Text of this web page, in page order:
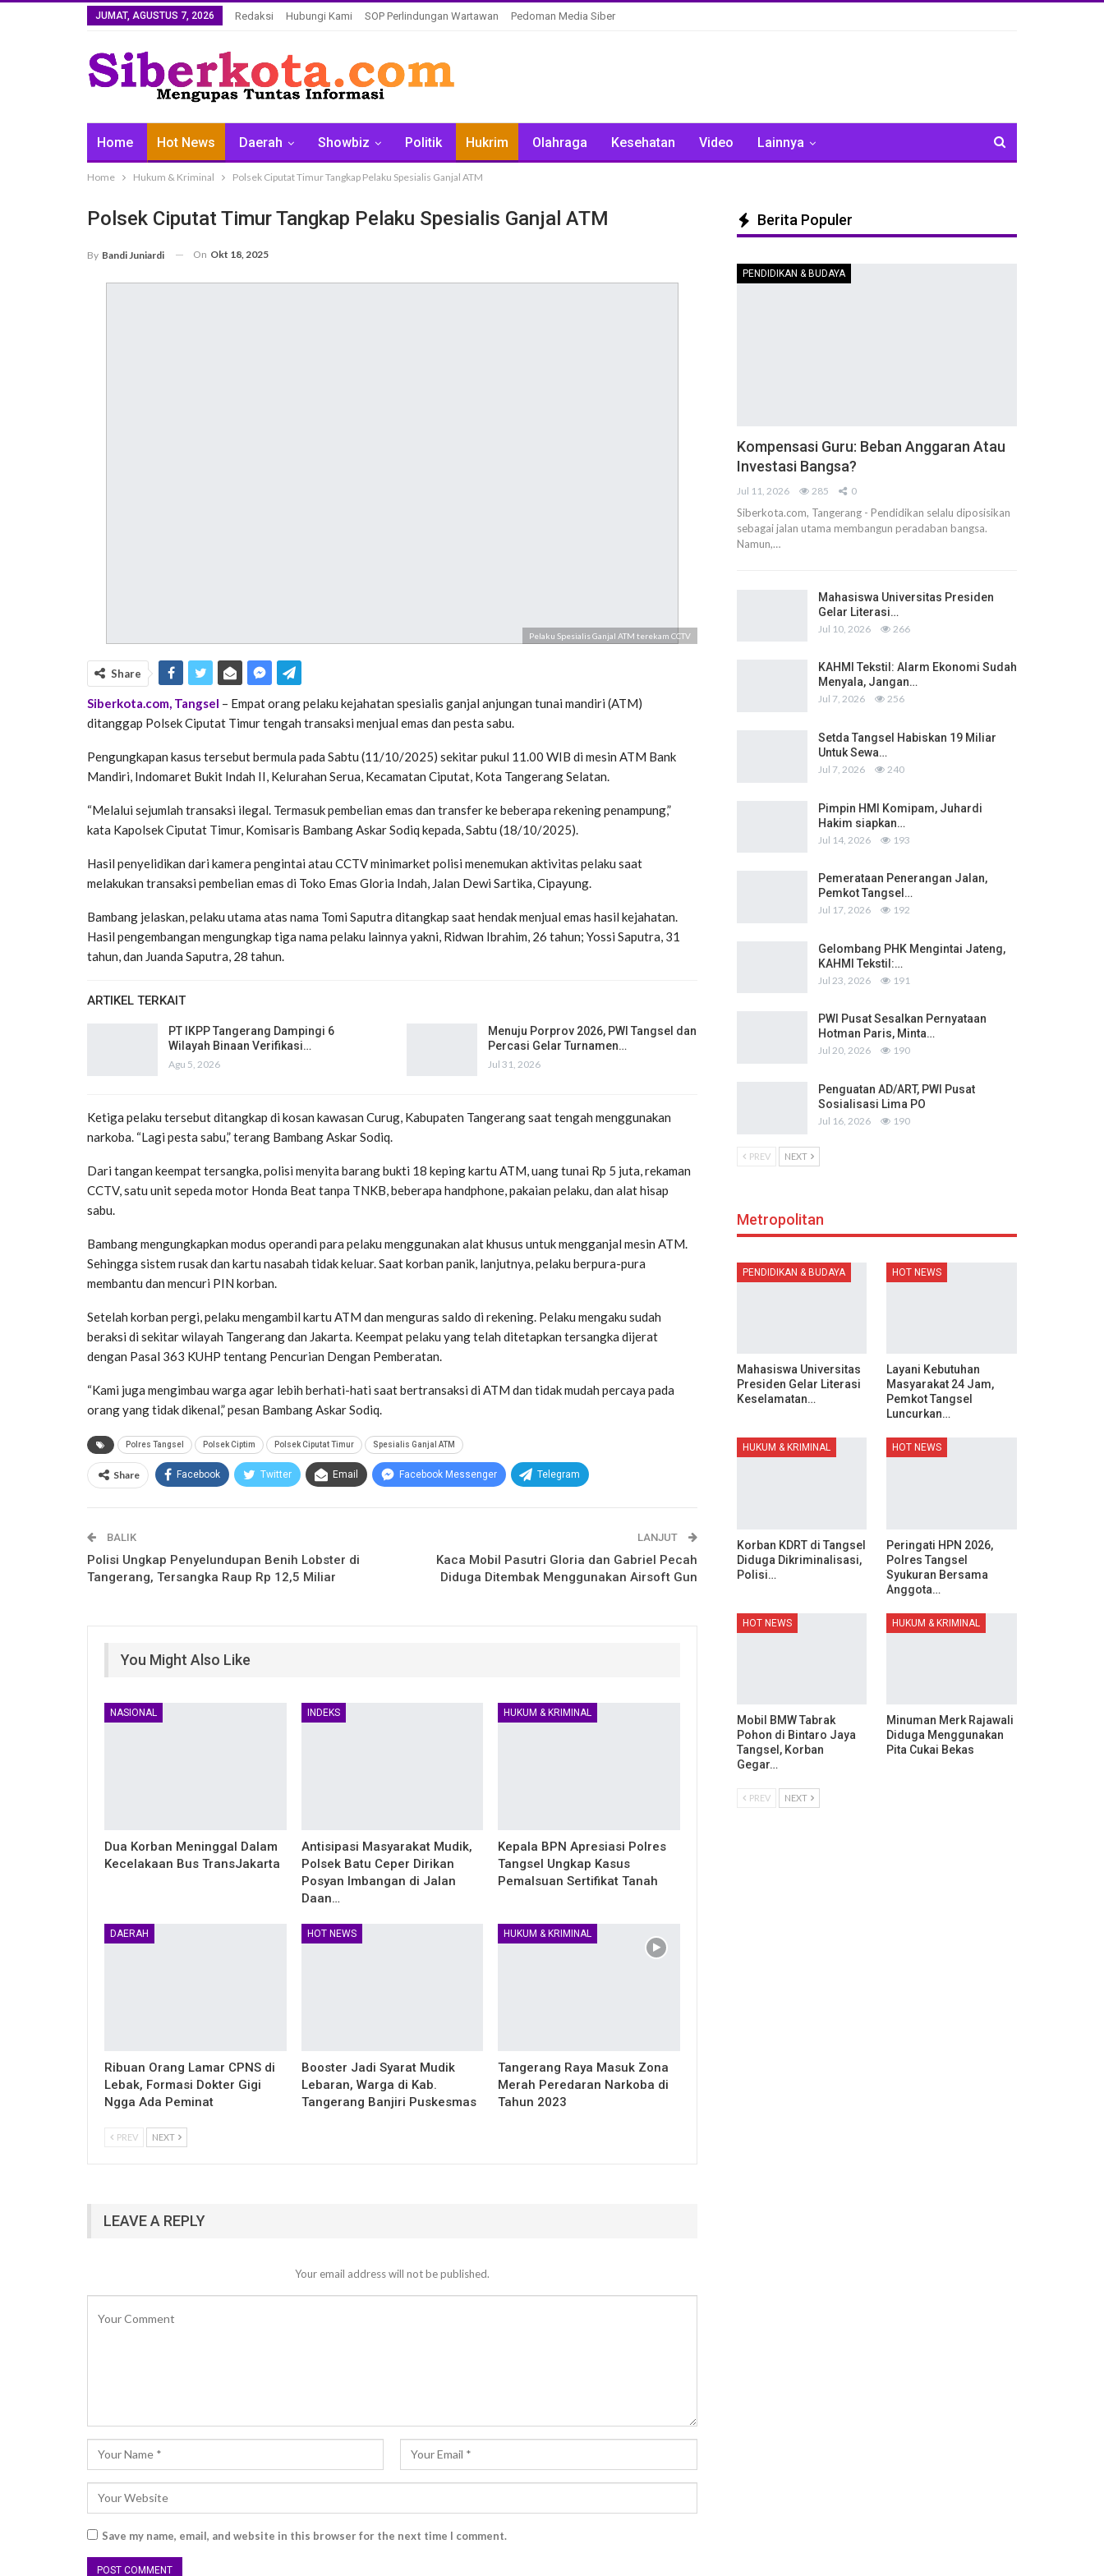
JUMAT, AGUSTUS 7, 2026 Redaksi Hubungi Kami SOP Perlindungan Wartawan Pedoman Media Siber
Home Hot News Daerah Showbiz Politik Hukrim Olahraga Kesehatan Video Lainnya
Home Hukum & Kriminal Polsek Ciputat Timur Tangkap Pelaku Spesialis Ganjal ATM
Polsek Ciputat Timur Tangkap Pelaku Spesialis Ganjal ATM
By Bandi Juniardi On Okt 18, 2025
Pelaku Spesialis Ganjal ATM terekam CCTV
Share
Siberkota.com, Tangsel – Empat orang pelaku kejahatan spesialis ganjal anjungan tunai mandiri (ATM)
ditanggap Polsek Ciputat Timur tengah transaksi menjual emas dan pesta sabu.
Pengungkapan kasus tersebut bermula pada Sabtu (11/10/2025) sekitar pukul 11.00 WIB di mesin ATM Bank
Mandiri, Indomaret Bukit Indah II, Kelurahan Serua, Kecamatan Ciputat, Kota Tangerang Selatan.
“Melalui sejumlah transaksi ilegal. Termasuk pembelian emas dan transfer ke beberapa rekening penampung,”
kata Kapolsek Ciputat Timur, Komisaris Bambang Askar Sodiq kepada, Sabtu (18/10/2025).
Hasil penyelidikan dari kamera pengintai atau CCTV minimarket polisi menemukan aktivitas pelaku saat
melakukan transaksi pembelian emas di Toko Emas Gloria Indah, Jalan Dewi Sartika, Cipayung.
Bambang jelaskan, pelaku utama atas nama Tomi Saputra ditangkap saat hendak menjual emas hasil kejahatan.
Hasil pengembangan mengungkap tiga nama pelaku lainnya yakni, Ridwan Ibrahim, 26 tahun; Yossi Saputra, 31
tahun, dan Juanda Saputra, 28 tahun.
ARTIKEL TERKAIT
PT IKPP Tangerang Dampingi 6
Wilayah Binaan Verifikasi…
Agu 5, 2026
Menuju Porprov 2026, PWI Tangsel dan
Percasi Gelar Turnamen…
Jul 31, 2026
Ketiga pelaku tersebut ditangkap di kosan kawasan Curug, Kabupaten Tangerang saat tengah menggunakan
narkoba. “Lagi pesta sabu,” terang Bambang Askar Sodiq.
Dari tangan keempat tersangka, polisi menyita barang bukti 18 keping kartu ATM, uang tunai Rp 5 juta, rekaman
CCTV, satu unit sepeda motor Honda Beat tanpa TNKB, beberapa handphone, pakaian pelaku, dan alat hisap
sabu.
Bambang mengungkapkan modus operandi para pelaku menggunakan alat khusus untuk mengganjal mesin ATM.
Sehingga sistem rusak dan kartu nasabah tidak keluar. Saat korban panik, lanjutnya, pelaku berpura-pura
membantu dan mencuri PIN korban.
Setelah korban pergi, pelaku mengambil kartu ATM dan menguras saldo di rekening. Pelaku mengaku sudah
beraksi di sekitar wilayah Tangerang dan Jakarta. Keempat pelaku yang telah ditetapkan tersangka dijerat
dengan Pasal 363 KUHP tentang Pencurian Dengan Pemberatan.
“Kami juga mengimbau warga agar lebih berhati-hati saat bertransaksi di ATM dan tidak mudah percaya pada
orang yang tidak dikenal,” pesan Bambang Askar Sodiq.
Polres Tangsel Polsek Ciptim Polsek Ciputat Timur Spesialis Ganjal ATM
Share Facebook Twitter Email Facebook Messenger Telegram
BALIK
Polisi Ungkap Penyelundupan Benih Lobster di
Tangerang, Tersangka Raup Rp 12,5 Miliar
LANJUT
Kaca Mobil Pasutri Gloria dan Gabriel Pecah
Diduga Ditembak Menggunakan Airsoft Gun
You Might Also Like
NASIONAL
Dua Korban Meninggal Dalam
Kecelakaan Bus TransJakarta
INDEKS
Antisipasi Masyarakat Mudik,
Polsek Batu Ceper Dirikan
Posyan Imbangan di Jalan
Daan…
HUKUM & KRIMINAL
Kepala BPN Apresiasi Polres
Tangsel Ungkap Kasus
Pemalsuan Sertifikat Tanah
DAERAH
Ribuan Orang Lamar CPNS di
Lebak, Formasi Dokter Gigi
Ngga Ada Peminat
HOT NEWS
Booster Jadi Syarat Mudik
Lebaran, Warga di Kab.
Tangerang Banjiri Puskesmas
HUKUM & KRIMINAL
Tangerang Raya Masuk Zona
Merah Peredaran Narkoba di
Tahun 2023
PREV NEXT
LEAVE A REPLY
Your email address will not be published.
Save my name, email, and website in this browser for the next time I comment.
Berita Populer
PENDIDIKAN & BUDAYA
Kompensasi Guru: Beban Anggaran Atau
Investasi Bangsa?
Jul 11, 2026 285 0
Siberkota.com, Tangerang - Pendidikan selalu diposisikan
sebagai jalan utama membangun peradaban bangsa.
Namun,…
Mahasiswa Universitas Presiden
Gelar Literasi…
Jul 10, 2026 266
KAHMI Tekstil: Alarm Ekonomi Sudah
Menyala, Jangan…
Jul 7, 2026 256
Setda Tangsel Habiskan 19 Miliar
Untuk Sewa…
Jul 7, 2026 240
Pimpin HMI Komipam, Juhardi
Hakim siapkan…
Jul 14, 2026 193
Pemerataan Penerangan Jalan,
Pemkot Tangsel…
Jul 17, 2026 192
Gelombang PHK Mengintai Jateng,
KAHMI Tekstil:…
Jul 23, 2026 191
PWI Pusat Sesalkan Pernyataan
Hotman Paris, Minta…
Jul 20, 2026 190
Penguatan AD/ART, PWI Pusat
Sosialisasi Lima PO
Jul 16, 2026 190
PREV NEXT
Metropolitan
PENDIDIKAN & BUDAYA
Mahasiswa Universitas
Presiden Gelar Literasi
Keselamatan…
HOT NEWS
Layani Kebutuhan
Masyarakat 24 Jam,
Pemkot Tangsel
Luncurkan…
HUKUM & KRIMINAL
Korban KDRT di Tangsel
Diduga Dikriminalisasi,
Polisi…
HOT NEWS
Peringati HPN 2026,
Polres Tangsel
Syukuran Bersama
Anggota…
HOT NEWS
Mobil BMW Tabrak
Pohon di Bintaro Jaya
Tangsel, Korban
Gegar…
HUKUM & KRIMINAL
Minuman Merk Rajawali
Diduga Menggunakan
Pita Cukai Bekas
PREV NEXT